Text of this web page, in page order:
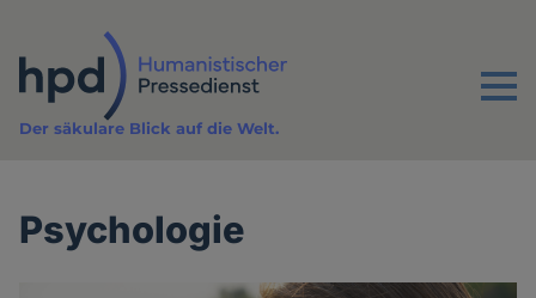
Inhalt
Menu
Der säkulare Blick auf die Welt.
Psychologie